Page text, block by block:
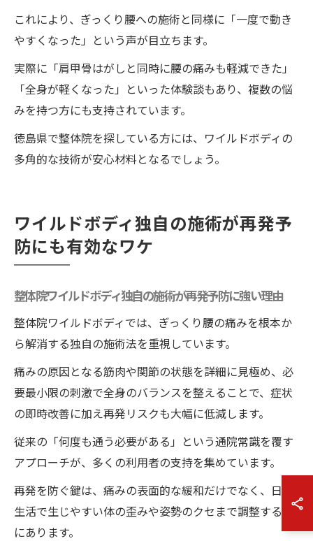
これにより、ぎっくり腰への施術と同様に「一度で動き
やすくなった」という声が目立ちます。
実際に「肩甲骨はがしと同時に腰の痛みも軽減できた」
「全身が軽くなった」といった体験談もあり、複数の悩
みを持つ方にも支持されています。
徳島県で整体院を探している方には、ワイルドボディの
多角的な技術が安心材料となるでしょう。
ワイルドボディ独自の施術が再発予
防にも有効なワケ
整体院ワイルドボディ独自の施術が再発予防に強い理由
整体院ワイルドボディでは、ぎっくり腰の痛みを根本か
ら解消する独自の施術法を重視しています。
痛みの原因となる筋肉や関節の状態を詳細に見極め、必
要最小限の刺激で全身のバランスを整えることで、症状
の即時改善に加え再発リスクも大幅に低減します。
従来の「何度も通う必要がある」という通院常識を覆す
アプローチが、多くの利用者の支持を集めています。
再発を防ぐ鍵は、痛みの表面的な緩和だけでなく、日常
生活で生じやすい体の歪みや姿勢のクセまで調整する点
にあります。